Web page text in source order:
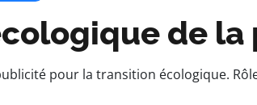
de
pour la transition écologique.